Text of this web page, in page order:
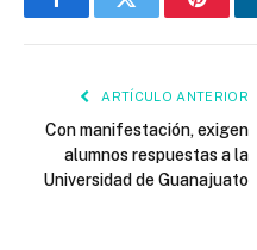
FacebookTwitter
ARTÍCULO ANTERIOR
Con manifestación, exigen
alumnos respuestas a la
Universidad de Guanajuato